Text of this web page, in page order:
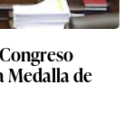
Medalla de